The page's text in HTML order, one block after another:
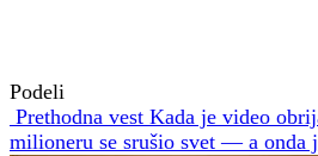
Podeli
Prethodna vest Kada je video
milioneru se srušio svet — a onda